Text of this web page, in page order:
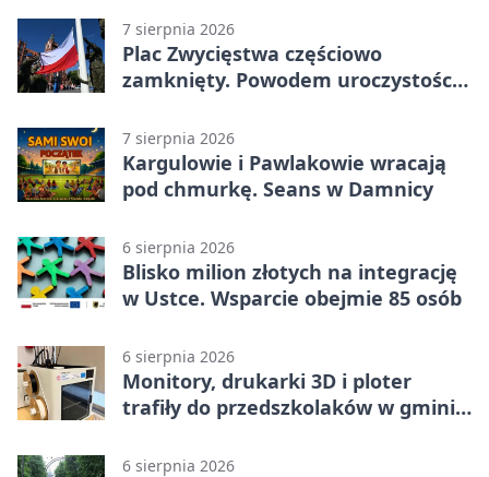
7 sierpnia 2026
Plac Zwycięstwa częściowo
zamknięty. Powodem uroczystości
7 sierpnia 2026
Kargulowie i Pawlakowie wracają
pod chmurkę. Seans w Damnicy
6 sierpnia 2026
Blisko milion złotych na integrację
w Ustce. Wsparcie obejmie 85 osób
6 sierpnia 2026
Monitory, drukarki 3D i ploter
trafiły do przedszkolaków w gminie
6 sierpnia 2026